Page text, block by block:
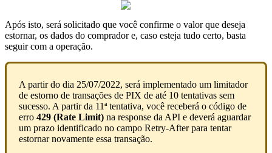
Após isto, será solicitado que você confirme o valor que deseja
estornar, os dados do comprador e, caso esteja tudo certo, basta
seguir com a operação.
A partir do dia 25/07/2022, será implementado um limitador
de estorno de transações de PIX de até 10 tentativas sem
sucesso. A partir da 11ª tentativa, você receberá o código de
erro 429 (Rate Limit) na response da API e deverá aguardar
um prazo identificado no campo Retry-After para tentar
estornar novamente essa transação.